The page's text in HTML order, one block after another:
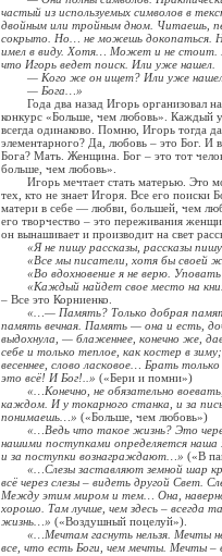
частый из используемых символов в
двойным или тройным дном. Читаешь,
сокрыто. Но… не можешь докопаться.
имел в виду. Хотя… Может и не стоит.
что Игорь ведет поиск. Или уже нашел.
— Кого же он ищет? Или уже
— Бога…»
Года два назад Игорь организовал на
конкурс «Больше, чем любовь». Каждый
всегда одинаково. Помню, Игорь тогда
элементарного? Да, любовь – это Бог.
Бога? Мать. Женщина. Бог – это тот
больше, чем любовь».
Игорь мечтает стать матерью. Это
тех, кто не знает Игоря. Все его поиски
матери в себе — любви, большей, чем
его творчество – это переживания
он вынашивает и производит на свет
«Я не пишу рассказы, рассказы
«Все мы писатели, хотя бы своей
«Во вдохновение я не верю. Уповать
«Каждый найдет свое место на
– Все это Корниенко.
«…— Память? Только добрая
память вечная. Память — она и есть,
выдохнула, — блаженнее, конечно же,
себе и только теплое, как костер в
весеннее, слово ласковое… Брать
это всё! И Бог!..» («Бери и помни»)
«…Конечно, не обязательно
каждом. И у токарного станка, и за
понимаешь…» («Больше, чем любовь»)
«…Ведь что такое жизнь? Это
нашими поступками определяется
и за поступки вознаграждают…» («В
«…Слезы заставляют земной шар
всё через слезы – видеть другой Свет.
Между этим миром и тем… Она,
хорошо. Там лучше, чем здесь – всегда
жизнь…» («Воздушный поцелуй»).
«…Мечтам гаснуть нельзя. Мечты
все, что есть Боги, чем мечты. Мечты